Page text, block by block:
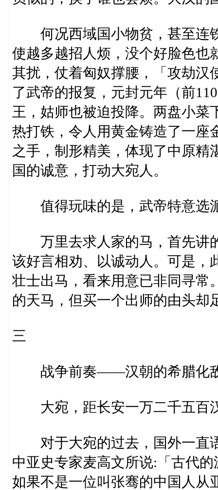
何况西域国小物贫，甚至连
使越多越招人烦，没个好脸色也
其扰，仗着匈奴撑腰，「攻劫汉
了武帝的报复，元封元年（前
王，姑师也被迫投降。两盘小菜
热打铁，令人用黄金铸造了一座
之手，制形精美，体现了中原精
国的诚意，打动大宛人。
值得玩味的是，武帝特意选
万里去求人家的马，首先讲
该好言相劝、以诚动人。可是，
壮士出马，看来用意已非同寻常
的天马，但买一个出师的由头却
三
战争前奏——汉朝的希腊化
大宛，距长安一万二千五百
对于大宛的过去，国外一直
中亚史专家麦高文所说:「古代
如果不是一位叫张骞的中国人从